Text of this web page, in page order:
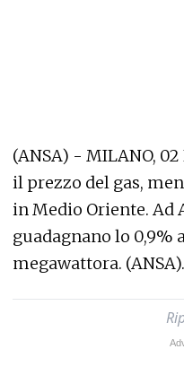
(ANSA) - MILANO,
il prezzo del gas,
in Medio Oriente. Ad
guadagnano lo 0,9%
megawattora. (ANSA).